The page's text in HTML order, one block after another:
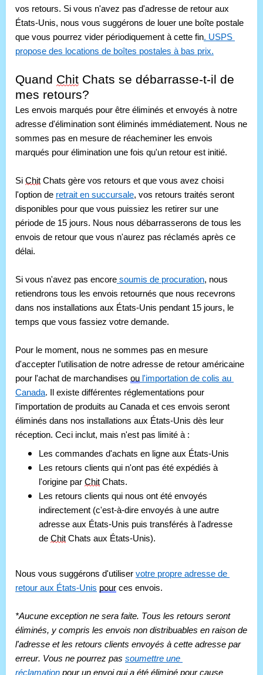
vos retours. Si vous n'avez pas d'adresse de retour aux
États-Unis, nous vous suggérons de louer une boîte postale
que vous pourrez vider périodiquement à cette fin. USPS
propose des locations de boîtes postales à bas prix.
Quand Chit Chats se débarrasse-t-il de
mes retours?
Les envois marqués pour être éliminés et envoyés à notre
adresse d'élimination sont éliminés immédiatement. Nous ne
sommes pas en mesure de réacheminer les envois
marqués pour élimination une fois qu'un retour est initié.
Si Chit Chats gère vos retours et que vous avez choisi
l'option de retrait en succursale, vos retours traités seront
disponibles pour que vous puissiez les retirer sur une
période de 15 jours. Nous nous débarrasserons de tous les
envois de retour que vous n'aurez pas réclamés après ce
délai.
Si vous n'avez pas encore soumis de procuration, nous
retiendrons tous les envois retournés que nous recevrons
dans nos installations aux États-Unis pendant 15 jours, le
temps que vous fassiez votre demande.
Pour le moment, nous ne sommes pas en mesure
d'accepter l'utilisation de notre adresse de retour américaine
pour l'achat de marchandises ou l'importation de colis au
Canada. Il existe différentes réglementations pour
l'importation de produits au Canada et ces envois seront
éliminés dans nos installations aux États-Unis dès leur
réception. Ceci inclut, mais n'est pas limité à :
Les commandes d'achats en ligne aux États-Unis
Les retours clients qui n'ont pas été expédiés à
l'origine par Chit Chats.
Les retours clients qui nous ont été envoyés
indirectement (c'est-à-dire envoyés à une autre
adresse aux États-Unis puis transférés à l'adresse
de Chit Chats aux États-Unis).
Nous vous suggérons d'utiliser votre propre adresse de
retour aux États-Unis pour ces envois.
*Aucune exception ne sera faite. Tous les retours seront
éliminés, y compris les envois non distribuables en raison de
l'adresse et les retours clients envoyés à cette adresse par
erreur. Vous ne pourrez pas soumettre une
réclamation pour un envoi qui a été éliminé pour cause